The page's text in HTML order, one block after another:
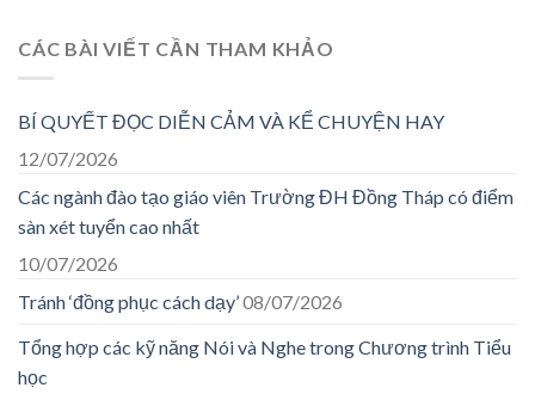
CÁC BÀI VIẾT CẦN THAM KHẢO
BÍ QUYẾT ĐỌC DIỄN CẢM VÀ KỂ CHUYỆN HAY
12/07/2026
Các ngành đào tạo giáo viên Trường ĐH Đồng Tháp có điểm
sàn xét tuyển cao nhất
10/07/2026
Tránh ‘đồng phục cách dạy’08/07/2026
Tổng hợp các kỹ năng Nói và Nghe trong Chương trình Tiểu
học